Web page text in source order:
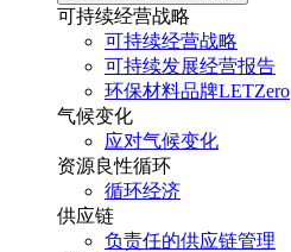
可持续经营战略
可持续经营战略
可持续发展经营报告
环保材料品牌LETZero
气候变化
应对气候变化
资源良性循环
循环经济
供应链
负责任的供应链管理